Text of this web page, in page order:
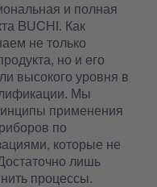
и полная
BUCHI. Как
не только
но и его
высокого уровня в
Мы
применения
по
которые не
лишь
процессы.